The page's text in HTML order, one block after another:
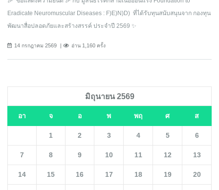
Eradicate Neuromuscular Diseases : F)E)N)D) ที่ได้รับทุนสนับสนุนจาก กองทุน
พัฒนาสื่อปลอดภัยและสร้างสรรค์ ประจำปี 2569 ✨
14 กรกฎาคม 2569 อ่าน 1,160 ครั้ง
มิถุนายน 2569
อา จ อ พ พฤ ศ ส
1 2 3 4 5 6
7 8 9 10 11 12 13
14 15 16 17 18 19 20